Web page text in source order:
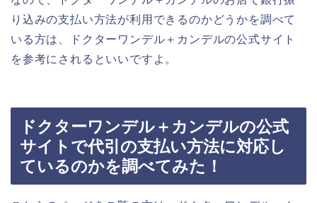
り込みの支払い方法が利用できるのかどうかを調べて
いる方は、ドクターワンデル＋カンデルの公式サイト
を参考にされるといいですよ。
ドクターワンデル＋カンデルの公式
サイトで代引の支払い方法に対応し
ているのかを調べてみた！